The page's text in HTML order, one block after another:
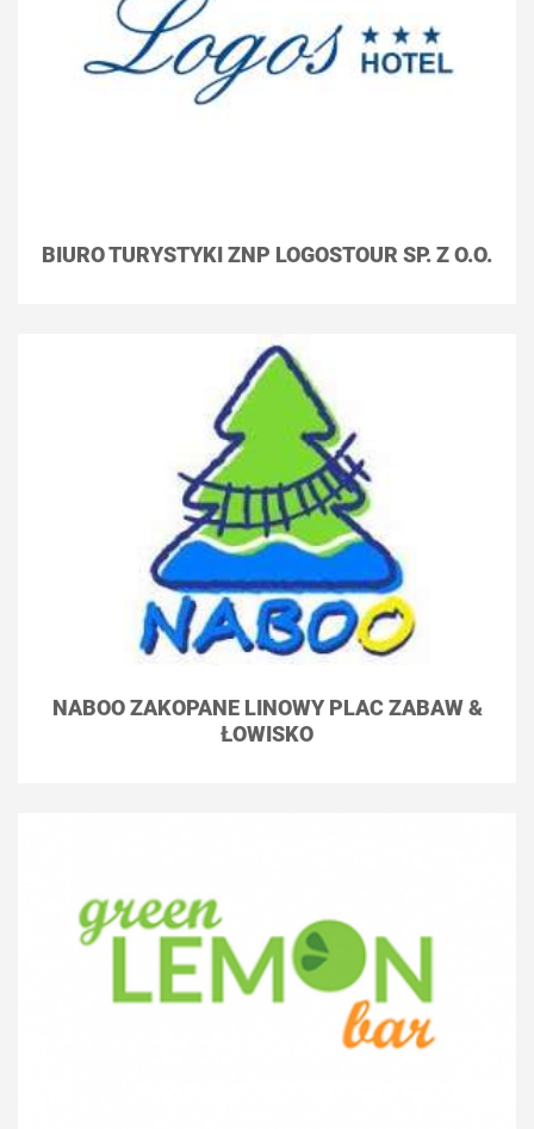
BIURO TURYSTYKI ZNP LOGOSTOUR SP. Z O.O.
NABOO ZAKOPANE LINOWY PLAC ZABAW &
ŁOWISKO